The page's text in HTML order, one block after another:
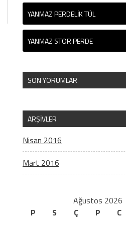
YANMAZ PERDELIK TÜL
YANMAZ STOR PERDE
SON YORUMLAR
ARŞIVLER
Nisan 2016
Mart 2016
Ağustos 2026
P
S Ç P C